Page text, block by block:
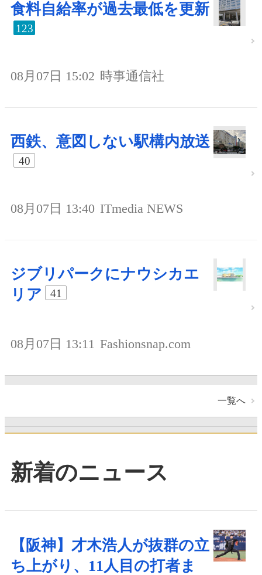
食料自給率が過去最低を更新
123
08月07日 15:02 時事通信社
西鉄、意図しない駅構内放送
40
08月07日 13:40 ITmedia NEWS
ジブリパークにナウシカエ
リア
41
08月07日 13:11 Fashionsnap.com
一覧へ
新着のニュース
【阪神】才木浩人が抜群の立
ち上がり、11人目の打者ま